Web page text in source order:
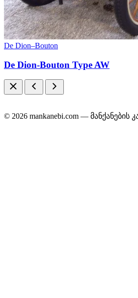
De Dion–Bouton
De Dion-Bouton Type AW
© 2026 mankanebi.com — მანქანების